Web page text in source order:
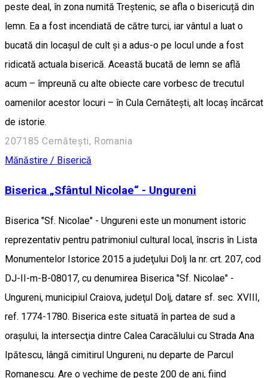
peste deal, în zona numită Treștenic, se afla o bisericuță din
lemn. Ea a fost incendiată de către turci, iar vântul a luat o
bucată din locașul de cult și a adus-o pe locul unde a fost
ridicată actuala biserică. Această bucată de lemn se află
acum – împreună cu alte obiecte care vorbesc de trecutul
oamenilor acestor locuri – în Cula Cernătești, alt locaș încărcat
de istorie.
207185 Cernătești, Romania
Mănăstire / Biserică
Biserica „Sfântul Nicolae“ - Ungureni
Biserica "Sf. Nicolae" - Ungureni este un monument istoric
reprezentativ pentru patrimoniul cultural local, înscris în Lista
Monumentelor Istorice 2015 a judeţului Dolj la nr. crt. 207, cod
DJ-II-m-B-08017, cu denumirea Biserica "Sf. Nicolae" -
Ungureni, municipiul Craiova, judeţul Dolj, datare sf. sec. XVIII,
ref. 1774-1780. Biserica este situată în partea de sud a
oraşului, la intersecţia dintre Calea Caracălului cu Strada Ana
Ipătescu, lângă cimitirul Ungureni, nu departe de Parcul
Romanescu. Are o vechime de peste 200 de ani, fiind